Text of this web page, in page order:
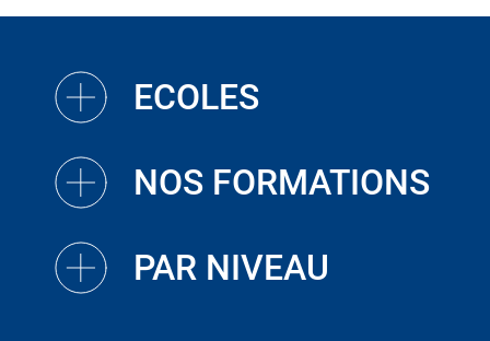
ECOLES
NOS FORMATIONS
PAR NIVEAU